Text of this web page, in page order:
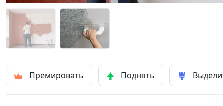
Премировать Поднять